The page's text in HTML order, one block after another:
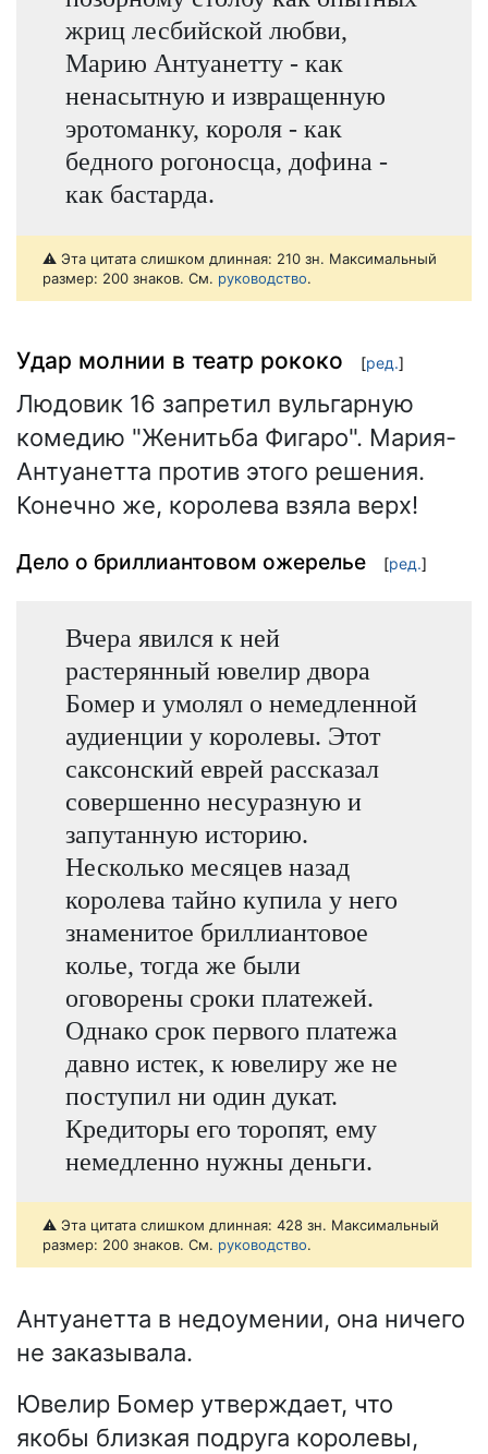
жриц лесбийской любви,
Марию Антуанетту - как
ненасытную и извращенную
эротоманку, короля - как
бедного рогоносца, дофина -
как бастарда.
⚠️ Эта цитата слишком длинная: 210 зн. Максимальный
размер: 200 знаков. См. руководство.
Удар молнии в театр рококо [ред.]
Людовик 16 запретил вульгарную
комедию "Женитьба Фигаро". Мария-
Антуанетта против этого решения.
Конечно же, королева взяла верх!
Дело о бриллиантовом ожерелье [ред.]
Вчера явился к ней
растерянный ювелир двора
Бомер и умолял о немедленной
аудиенции у королевы. Этот
саксонский еврей рассказал
совершенно несуразную и
запутанную историю.
Несколько месяцев назад
королева тайно купила у него
знаменитое бриллиантовое
колье, тогда же были
оговорены сроки платежей.
Однако срок первого платежа
давно истек, к ювелиру же не
поступил ни один дукат.
Кредиторы его торопят, ему
немедленно нужны деньги.
⚠️ Эта цитата слишком длинная: 428 зн. Максимальный
размер: 200 знаков. См. руководство.
Антуанетта в недоумении, она ничего
не заказывала.
Ювелир Бомер утверждает, что
якобы близкая подруга королевы,